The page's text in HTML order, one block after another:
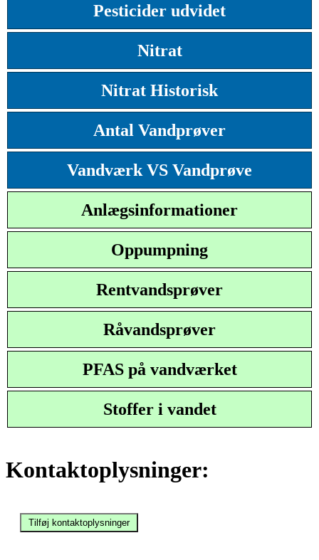
Pesticider udvidet
Nitrat
Nitrat Historisk
Antal Vandprøver
Vandværk VS Vandprøve
Anlægsinformationer
Oppumpning
Rentvandsprøver
Råvandsprøver
PFAS på vandværket
Stoffer i vandet
Kontaktoplysninger: